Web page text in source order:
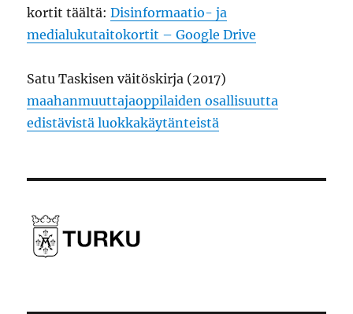
kortit täältä:Disinformaatio- ja
medialukutaitokortit – Google Drive
Satu Taskisen väitöskirja (2017)
maahanmuuttajaoppilaiden osallisuutta
edistävistä luokkakäytänteistä